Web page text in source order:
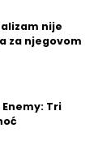
nije
za njegovom
Tri